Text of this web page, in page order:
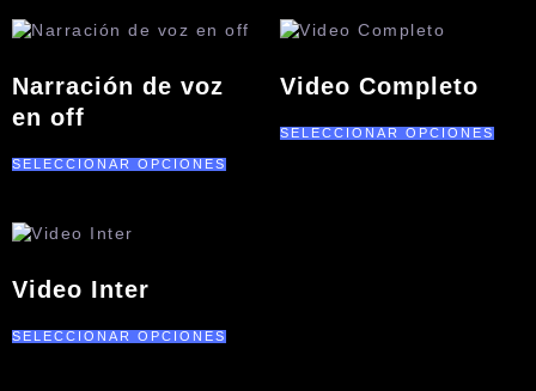
Narración de voz
en off
SELECCIONAR OPCIONES
Video Completo
SELECCIONAR OPCIONES
Video Inter
SELECCIONAR OPCIONES